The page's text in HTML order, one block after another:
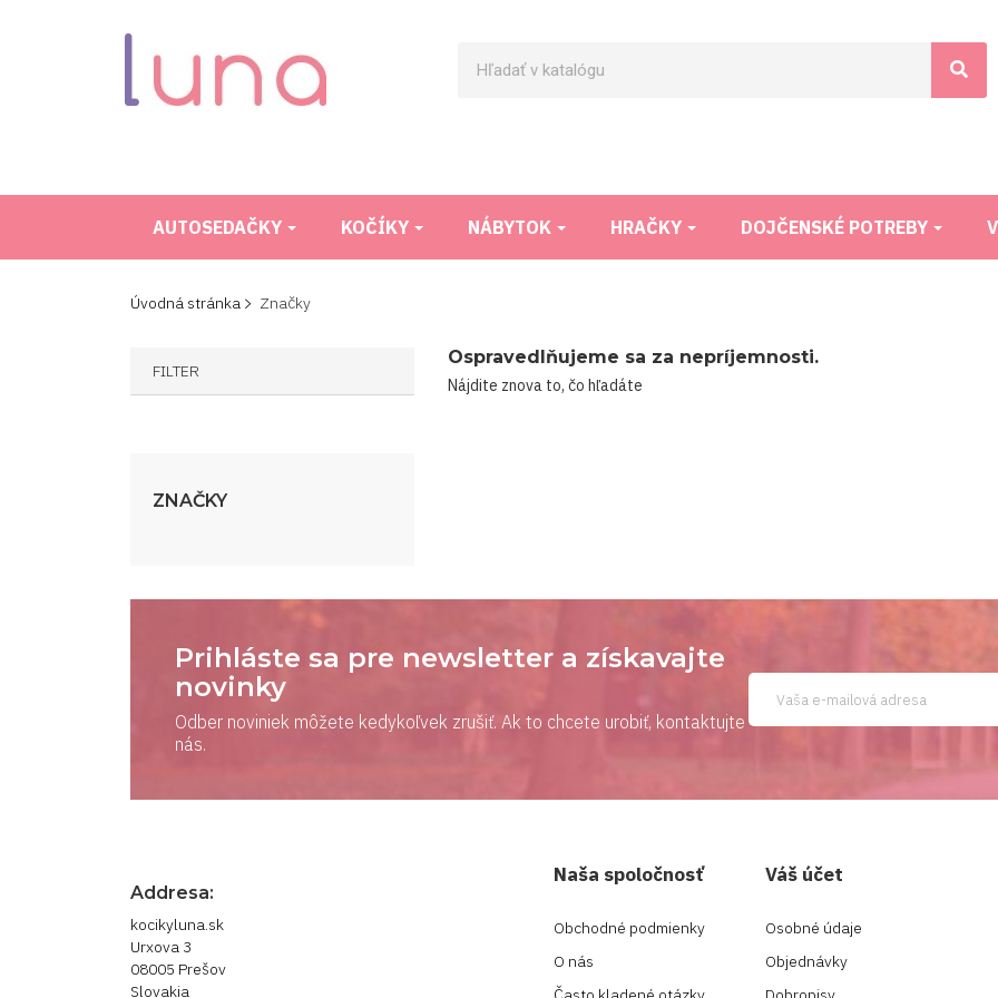
AUTOSEDAČKY KOČÍKY NÁBYTOK HRAČKY DOJČENSKÉ POTREBY
Úvodná stránka Značky
FILTER
ZNAČKY
Ospravedlňujeme sa za nepríjemnosti.
Nájdite znova to, čo hľadáte
Prihláste sa pre newsletter a získavajte
novinky
Odber noviniek môžete kedykoľvek zrušiť. Ak to chcete urobiť, kontaktujte
nás.
Addresa:
kocikyluna.sk
Urxova 3
08005 Prešov
Slovakia
Naša spoločnosť
Obchodné podmienky
O nás
Váš účet
Osobné údaje
Objednávky